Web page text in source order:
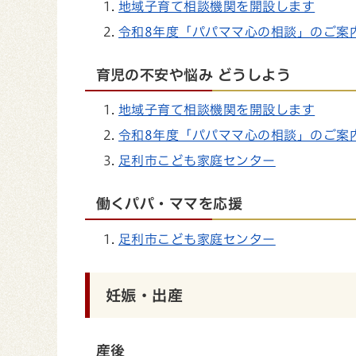
地域子育て相談機関を開設します
令和8年度「パパママ心の相談」のご案
育児の不安や悩み どうしよう
地域子育て相談機関を開設します
令和8年度「パパママ心の相談」のご案
足利市こども家庭センター
働くパパ・ママを応援
足利市こども家庭センター
妊娠・出産
産後